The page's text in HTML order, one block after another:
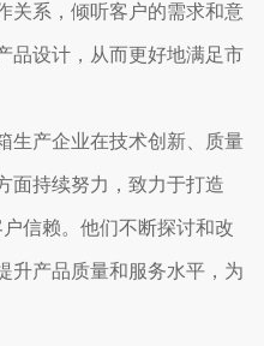
关系，倾听客户的需求和意
品设计，从而更好地满足市
生产企业在技术创新、质量
面持续努力，致力于打造
信赖。他们不断探讨和改
升产品质量和服务水平，为